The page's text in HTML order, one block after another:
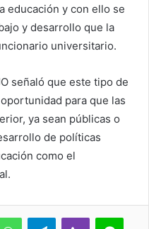
educación y con ello se
y desarrollo que la
universitario.
señaló que este tipo de
para que las
ya sean públicas o
de políticas
como el
WhatsAppTelegramViber Line